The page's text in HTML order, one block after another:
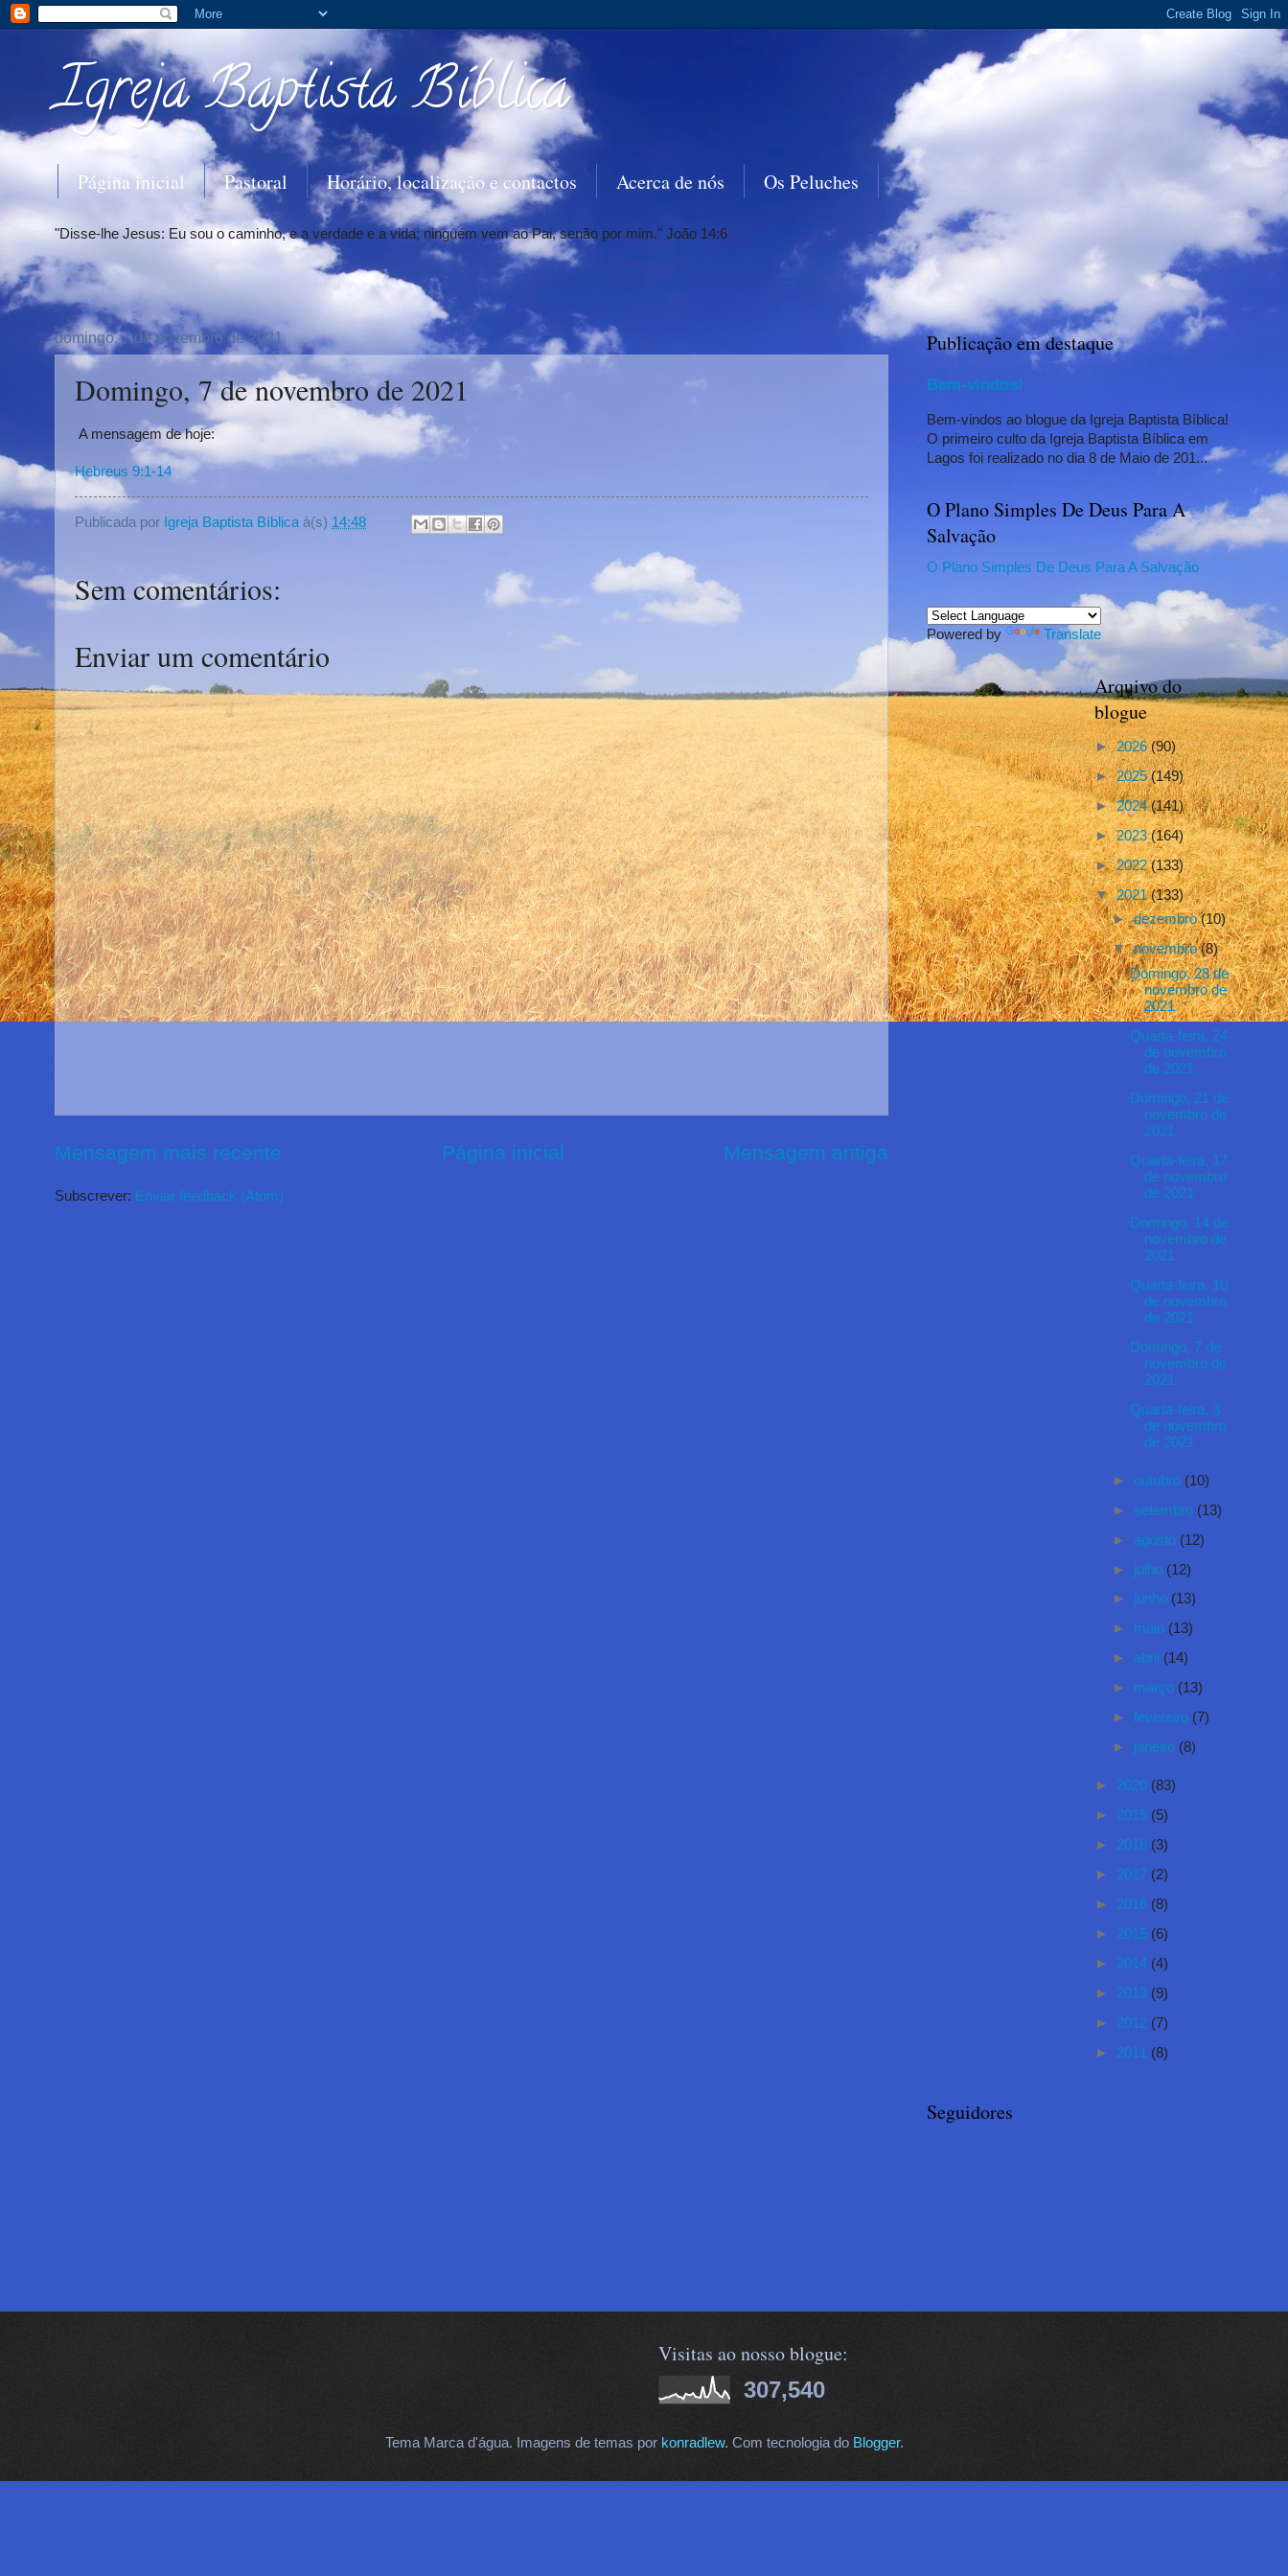
Igreja Baptista Bíblica
Página inicial Pastoral Horário, localização e contactos Acerca de nós Os Peluches
"Disse-lhe Jesus: Eu sou o caminho, e a verdade e a vida; ninguém vem ao Pai, senão por mim." João 14:6
domingo, 7 de novembro de 2021
Domingo, 7 de novembro de 2021
A mensagem de hoje:
Hebreus 9:1-14
Publicada por Igreja Baptista Bíblica à(s) 14:48
Sem comentários:
Enviar um comentário
Mensagem mais recente Mensagem antiga
Página inicial
Subscrever: Enviar feedback (Atom)
Publicação em destaque
Bem-vindos!
Bem-vindos ao blogue da Igreja Baptista Bíblica!
O primeiro culto da Igreja Baptista Bíblica em
Lagos foi realizado no dia 8 de Maio de 201...
O Plano Simples De Deus Para A
Salvação
O Plano Simples De Deus Para A Salvação
Powered by Translate
Arquivo do
blogue
►2026(90)
►2025(149)
►2024(141)
►2023(164)
►2022(133)
▼2021(133)
►dezembro(10)
▼novembro(8)
Domingo, 28 de
novembro de
2021
Quarta-feira, 24
de novembro
de 2021
Domingo, 21 de
novembro de
2021
Quarta-feira, 17
de novembro
de 2021
Domingo, 14 de
novembro de
2021
Quarta-feira, 10
de novembro
de 2021
Domingo, 7 de
novembro de
2021
Quarta-feira, 3
de novembro
de 2021
► outubro (10)
► setembro (13)
► agosto (12)
► julho (12)
► junho (13)
► maio (13)
► abril (14)
► março (13)
► fevereiro (7)
► janeiro (8)
► 2020 (83)
► 2019 (5)
► 2018 (3)
► 2017 (2)
► 2016 (8)
► 2015 (6)
► 2014 (4)
► 2013 (9)
► 2012 (7)
► 2011 (8)
Seguidores
Visitas ao nosso blogue:
307,540
Tema Marca d'água. Imagens de temas por konradlew. Com tecnologia do Blogger.